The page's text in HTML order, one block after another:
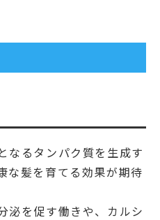
なるタンパク質を生成す
な髪を育てる効果が期待
泌を促す働きや、カルシ